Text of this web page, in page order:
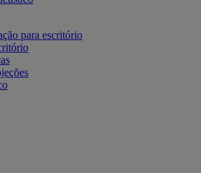
para escritório